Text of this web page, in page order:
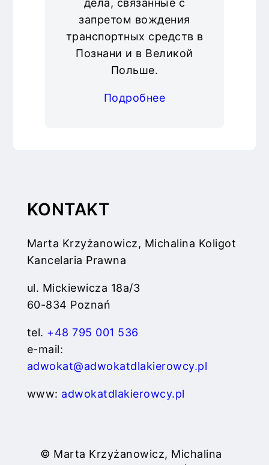
дела, связанные с
запретом вождения
транспортных средств в
Познани и в Великой
Польше.
Подробнее
KONTAKT
Marta Krzyżanowicz, Michalina Koligot
Kancelaria Prawna
ul. Mickiewicza 18a/3
60-834 Poznań
tel. +48 795 001 536
e-mail:
adwokat@adwokatdlakierowcy.pl
www: adwokatdlakierowcy.pl
© Marta Krzyżanowicz, Michalina